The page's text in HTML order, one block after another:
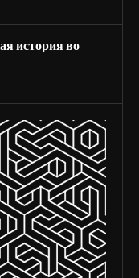
история во